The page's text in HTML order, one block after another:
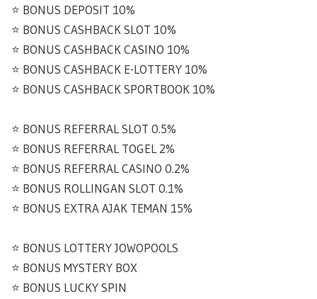
⭐️ BONUS DEPOSIT 10%
⭐️ BONUS CASHBACK SLOT 10%
⭐️ BONUS CASHBACK CASINO 10%
⭐️ BONUS CASHBACK E-LOTTERY 10%
⭐️ BONUS CASHBACK SPORTBOOK 10%
⭐️ BONUS REFERRAL SLOT 0.5%
⭐️ BONUS REFERRAL TOGEL 2%
⭐️ BONUS REFERRAL CASINO 0.2%
⭐️ BONUS ROLLINGAN SLOT 0.1%
⭐️ BONUS EXTRA AJAK TEMAN 15%
⭐️ BONUS LOTTERY JOWOPOOLS
⭐️ BONUS MYSTERY BOX
⭐️ BONUS LUCKY SPIN